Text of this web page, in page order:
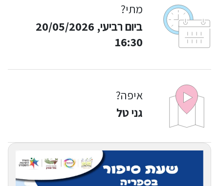
מתי?
ביום רביעי, 20/05/2026
16:30
איפה?
גני טל